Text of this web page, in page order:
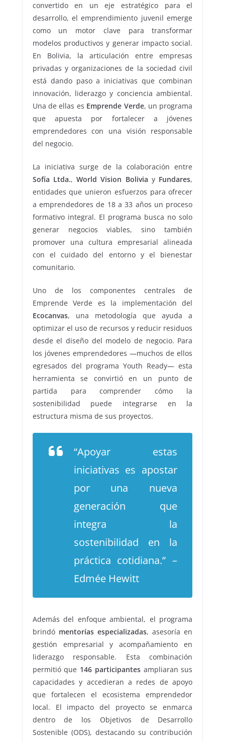
convertido en un eje estratégico para el
desarrollo, el emprendimiento juvenil emerge
como un motor clave para transformar
modelos productivos y generar impacto social.
En Bolivia, la articulación entre empresas
privadas y organizaciones de la sociedad civil
está dando paso a iniciativas que combinan
innovación, liderazgo y conciencia ambiental.
Una de ellas es Emprende Verde, un programa
que apuesta por fortalecer a jóvenes
emprendedores con una visión responsable
del negocio.
La iniciativa surge de la colaboración entre
Sofía Ltda.,World Vision Bolivia y Fundares,
entidades que unieron esfuerzos para ofrecer
a emprendedores de 18 a 33 años un proceso
formativo integral. El programa busca no solo
generar negocios viables, sino también
promover una cultura empresarial alineada
con el cuidado del entorno y el bienestar
comunitario.
Uno de los componentes centrales de
Emprende Verde es la implementación del
Ecocanvas, una metodología que ayuda a
optimizar el uso de recursos y reducir residuos
desde el diseño del modelo de negocio. Para
los jóvenes emprendedores —muchos de ellos
egresados del programa Youth Ready— esta
herramienta se convirtió en un punto de
partida para comprender cómo la
sostenibilidad puede integrarse en la
estructura misma de sus proyectos.
“Apoyar estas
iniciativas es apostar
por una nueva
generación que
integra la
sostenibilidad en la
práctica cotidiana.” –
Edmée Hewitt
Además del enfoque ambiental, el programa
brindó mentorías especializadas, asesoría en
gestión empresarial y acompañamiento en
liderazgo responsable. Esta combinación
permitió que 146 participantesampliaran sus
capacidades y accedieran a redes de apoyo
que fortalecen el ecosistema emprendedor
local. El impacto del proyecto se enmarca
dentro de los Objetivos de Desarrollo
Sostenible (ODS), destacando su contribución